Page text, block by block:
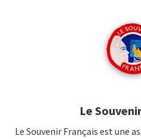
Le
Le Souvenir Français est une